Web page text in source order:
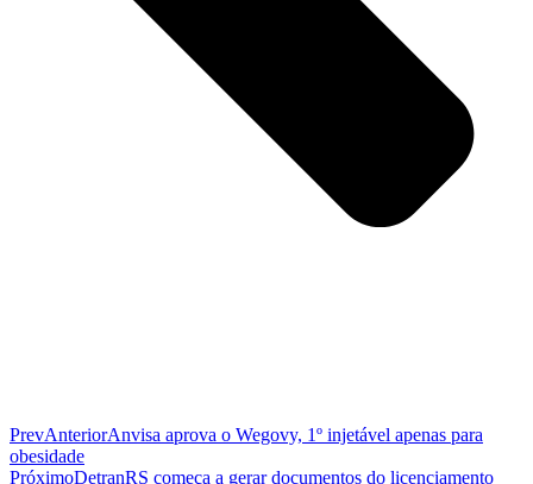
PrevAnteriorAnvisa aprova o Wegovy, 1º injetável apenas para
obesidade
PróximoDetranRS começa a gerar documentos do licenciamento